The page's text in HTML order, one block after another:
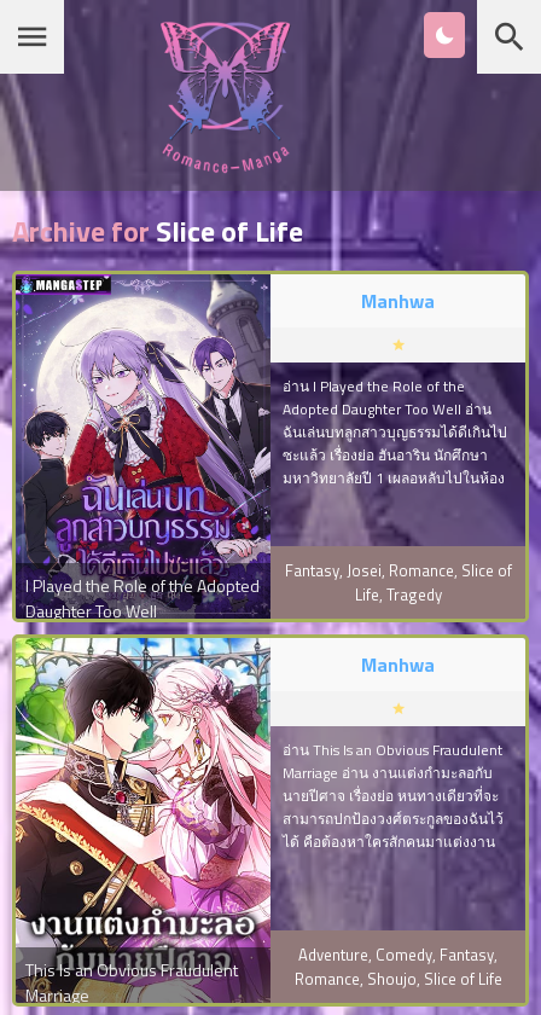
หมวดมังงะ
เกาหลี
รายชื่อมังงะ Romance
จีน
ญี่ปุ่น
จบแล้ว
มังงะ NTR
บุ๊กมาร์ก
อ่านมังงะ
Archive forSlice of Life
I Played the Role of the Adopted
Daughter Too Well
Manhwa
อ่าน I Played the Role of the
Adopted Daughter Too Well อ่าน
ฉันเล่นบทลูกสาวบุญธรรมได้ดีเกินไป
ซะแล้ว เรื่องย่อ ฮันอาริน นักศึกษา
มหาวิทยาลัยปี 1 เผลอหลับไปในห้อง
สมุดเมื่อตื่นขึ้นมาอีกทีก็พบว่าตัวเอง
มาอยู่ในร่างของวิโอล่าตัวละครหลัก
ในนิยายเรื่อง ‘เงาแห่งเวลลาทู’ตระกูล
ที่ส่งเสริมให้พี่น้องเข่นฆ่ากัน และถึง
แม้วิโอล่าในนิยายจะได้ขึ้นเป็นผู้นำ
แห่งเวลลาทูในตอนจบเรื่อง แต่วิโอล่า
คนนั้นกลับต้อง…
Fantasy, Josei, Romance, Slice of
Life, Tragedy
This Is an Obvious Fraudulent
Marriage
Manhwa
อ่าน This Is an Obvious Fraudulent
Marriage อ่าน งานแต่งกำมะลอกับ
นายปีศาจ เรื่องย่อ หนทางเดียวที่จะ
สามารถปกป้องวงศ์ตระกูลของฉันไว้
ได้ คือต้องหาใครสักคนมาแต่งงาน
เป็นสามีกับฉันเป็นเวลา 1 ปี ด้วยเหตุ
นี้ฉันจึงต้องไปขอความช่วยเหลือจาก
สมาคมแหล่งข้อมูล ฉันคิดเอาไว้ว่า
แค่ได้แต่งงานกับคนหล่อๆ ก็พอแล้ว
ว่าแต่ชื่อของผู้ชายคนนี้ไม่ใช่เคเลด
แต่เป็น…”อะไรนะ แกรนด์ดยุกคาเลีย
ด?” ฆาตกรบ้าสงครามนั่…
Adventure, Comedy, Fantasy,
Romance, Shoujo, Slice of Life